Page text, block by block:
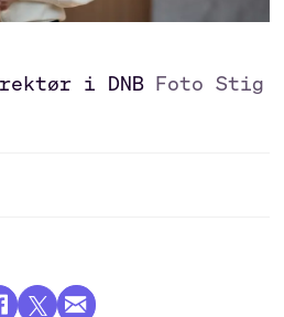
i DNB Foto Stig